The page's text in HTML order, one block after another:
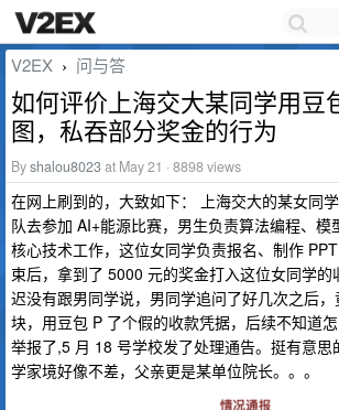
V2EX › 问与答
如何评价上海交大某同学用豆
图，私吞部分奖金的行为
Byshalou8023at May 21 · 8898 views
在网上刷到的，大致如下： 上海交大的某女同
队去参加 AI+能源比赛，男生负责算法编程、模
核心技术工作，这位女同学负责报名、制作
束后，拿到了 5000 元的奖金打入这位女同学
迟没有跟男同学说，男同学追问了好几次之后
块，用豆包 P 了个假的收款凭据，后续不知道
举报了,5 月 18 号学校发了处理通告。挺有意思
学家境好像不差，父亲更是某单位院长。。。